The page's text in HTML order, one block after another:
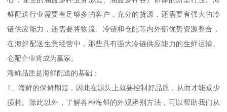
鲜配送行业需要有足够多的客户，充分的货源，还需要有强大的冷
链供应能力，还需要将物流、冷链和仓配等内外部优势资源整合，
在海鲜配送生意经营中，那些具有强大冷链供应能力的生鲜运输、
仓配企业将成为赢家。
海鲜品质是海鲜配送的基础：
1、海鲜的保鲜期短，因此在源头上就要控制好品质，从而才能减少
损耗。除此以外，了解各种海鲜的外观辨别方法，可以帮助我们从